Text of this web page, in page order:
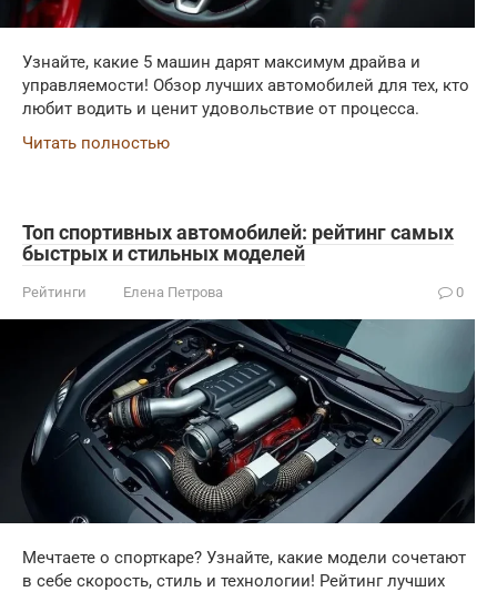
Узнайте, какие 5 машин дарят максимум драйва и
управляемости! Обзор лучших автомобилей для тех, кто
любит водить и ценит удовольствие от процесса.
Читать полностью
Топ спортивных автомобилей: рейтинг самых
быстрых и стильных моделей
Рейтинги Елена Петрова 0
Мечтаете о спорткаре? Узнайте, какие модели сочетают
в себе скорость, стиль и технологии! Рейтинг лучших